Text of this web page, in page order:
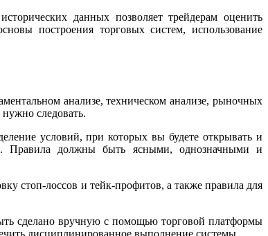
данных позволяет трейдерам оценить
построения торговых систем, использование
анализе, техническом анализе, рыночных
следовать.
условий, при которых вы будете открывать и
Правила должны быть ясными, однозначными и
стоп-лоссов и тейк-профитов, а также правила для
сделано вручную с помощью торговой платформы
дисциплинированное выполнение системы.